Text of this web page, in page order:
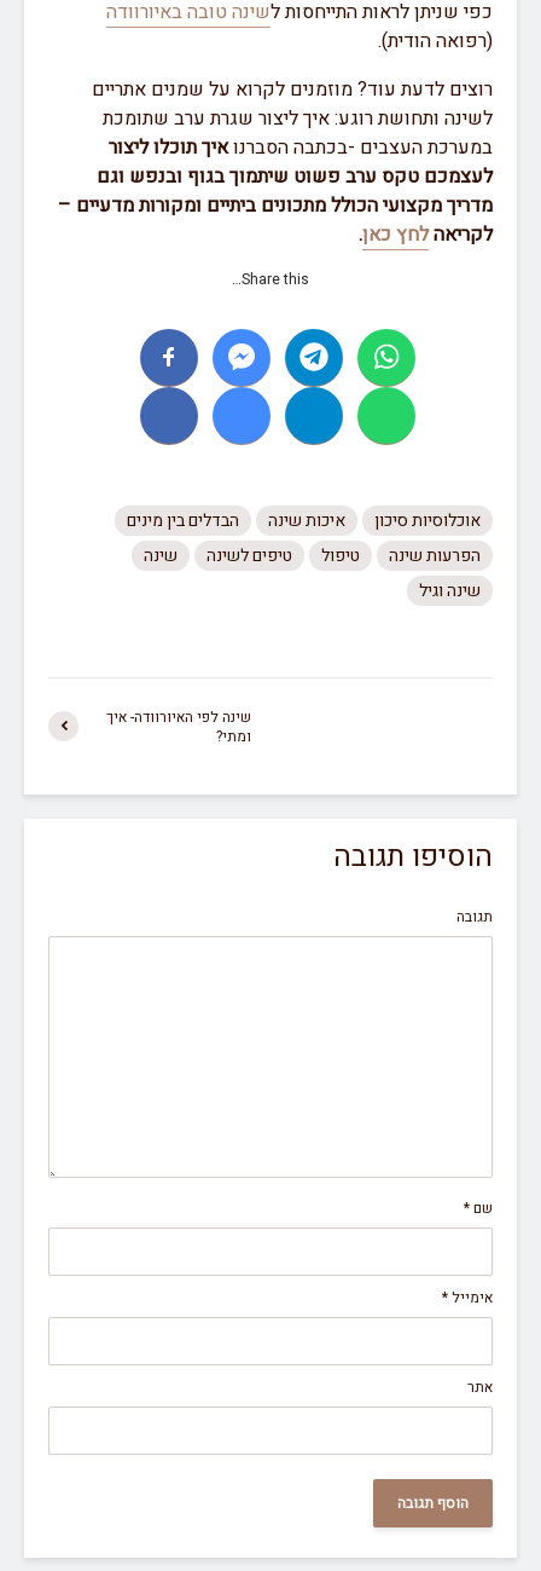
כפי שניתן לראות התייחסות לשינה טובה באיורוודה
(רפואה הודית).
רוצים לדעת עוד? מוזמנים לקרוא על שמנים אתריים
לשינה ותחושת רוגע: איך ליצור שגרת ערב שתומכת
במערכת העצבים -בכתבה הסברנואיך תוכלו ליצור
לעצמכם טקס ערב פשוט שיתמוך בגוף ובנפש וגם
מדריך מקצועי הכולל מתכונים ביתיים ומקורות מדעיים –
לקריאהלחץ כאן.
Share this…
אוכלוסיות סיכון איכות שינה
הבדלים בין מינים
הפרעות שינה
טיפול טיפים לשינה
שינה
שינה וגיל
שינה לפי האיורוודה- איך
ומתי?
הוסיפו תגובה
תגובה
שם*
אימייל*
אתר